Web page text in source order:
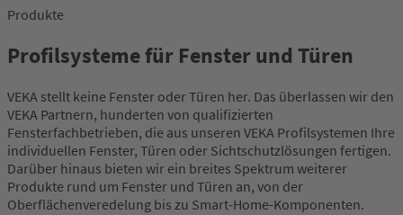
Produkte
Profilsysteme für Fenster und Türen
VEKA stellt keine Fenster oder Türen her. Das überlassen wir den
VEKA Partnern, hunderten von qualifizierten
Fensterfachbetrieben, die aus unseren VEKA Profilsystemen Ihre
individuellen Fenster, Türen oder Sichtschutzlösungen fertigen.
Darüber hinaus bieten wir ein breites Spektrum weiterer
Produkte rund um Fenster und Türen an, von der
Oberflächenveredelung bis zu Smart-Home-Komponenten.